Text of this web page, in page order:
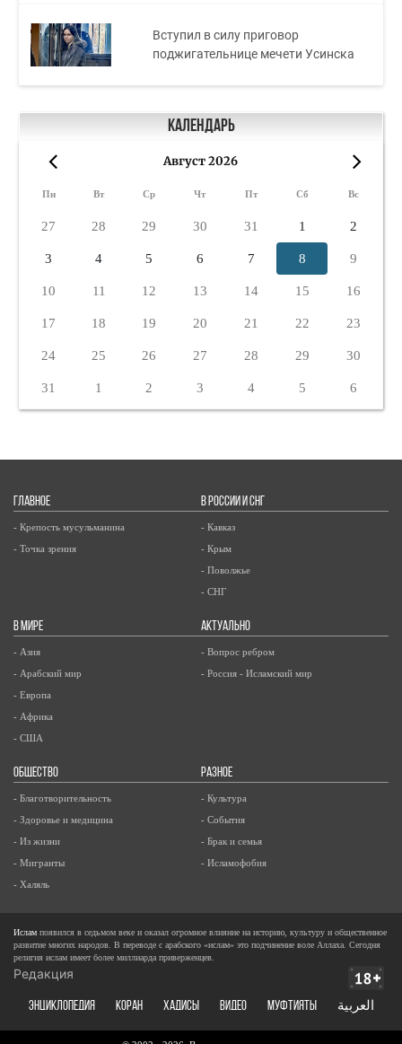
Вступил в силу приговор
поджигательнице мечети Усинска
Календарь
Август 2026
Пн Вт Ср Чт Пт Сб Вс
27 28 29 30 31 1 2
3 4 5 6 7 8 9
10 11 12 13 14 15 16
17 18 19 20 21 22 23
24 25 26 27 28 29 30
31 1 2 3 4 5 6
ГЛАВНОЕ
- Крепость мусульманина
- Точка зрения
В РОССИИ И СНГ
- Кавказ
- Крым
- Поволжье
- СНГ
В МИРЕ
- Азия
- Арабский мир
- Европа
- Африка
- США
АКТУАЛЬНО
- Вопрос ребром
- Россия - Исламский мир
ОБЩЕСТВО
- Благотворительность
- Здоровье и медицина
- Из жизни
- Мигранты
- Халяль
РАЗНОЕ
- Культура
- События
- Брак и семья
- Исламофобия
Ислам появился в седьмом веке и оказал огромное влияние на историю, культуру и общественное
развитие многих народов. В переводе с арабского «ислам» это подчинение воле Аллаха. Сегодня
религия ислам имеет более миллиарда приверженцев.
Редакция
ЭНЦИКЛОПЕДИЯ КОРАН ХАДИСЫ ВИДЕО Муфтияты العربية